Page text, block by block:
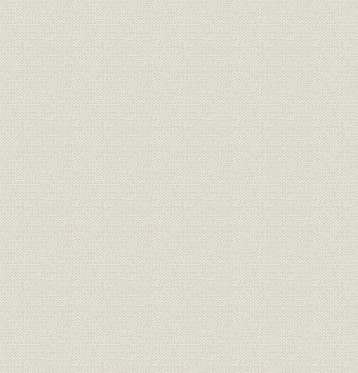
沿革
昭和55年(1980年)~平成15年
(2003年)
平成2年
(2003年)